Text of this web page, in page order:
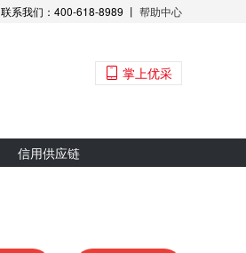
联系我们：400-618-8989 丨 帮助中心
掌上优采
信用供应链